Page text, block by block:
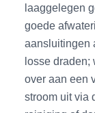
laaggelegen
goede
aansluitingen
losse draden;
over aan een
stroom uit via